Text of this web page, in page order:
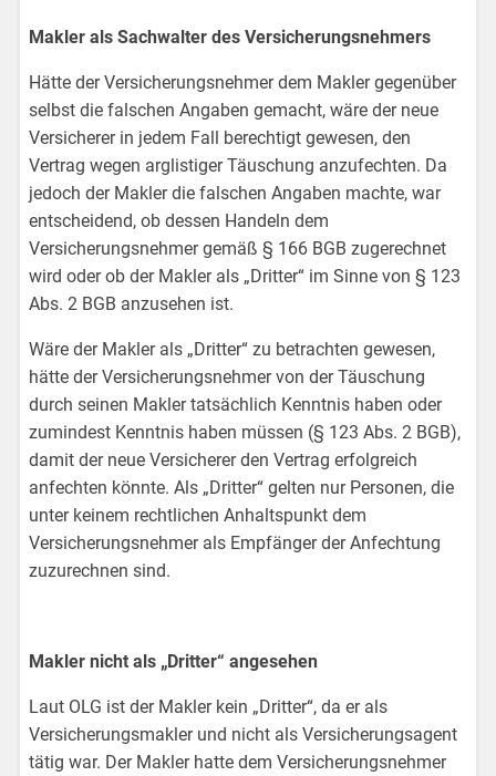
Makler als Sachwalter des Versicherungsnehmers
Hätte der Versicherungsnehmer dem Makler gegenüber
selbst die falschen Angaben gemacht, wäre der neue
Versicherer in jedem Fall berechtigt gewesen, den
Vertrag wegen arglistiger Täuschung anzufechten. Da
jedoch der Makler die falschen Angaben machte, war
entscheidend, ob dessen Handeln dem
Versicherungsnehmer gemäß § 166 BGB zugerechnet
wird oder ob der Makler als „Dritter“ im Sinne von § 123
Abs. 2 BGB anzusehen ist.
Wäre der Makler als „Dritter“ zu betrachten gewesen,
hätte der Versicherungsnehmer von der Täuschung
durch seinen Makler tatsächlich Kenntnis haben oder
zumindest Kenntnis haben müssen (§ 123 Abs. 2 BGB),
damit der neue Versicherer den Vertrag erfolgreich
anfechten könnte. Als „Dritter“ gelten nur Personen, die
unter keinem rechtlichen Anhaltspunkt dem
Versicherungsnehmer als Empfänger der Anfechtung
zuzurechnen sind.
Makler nicht als „Dritter“ angesehen
Laut OLG ist der Makler kein „Dritter“, da er als
Versicherungsmakler und nicht als Versicherungsagent
tätig war. Der Makler hatte dem Versicherungsnehmer